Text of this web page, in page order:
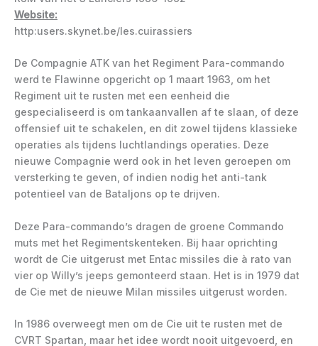
Website:
http:users.skynet.be/les.cuirassiers
De Compagnie ATK van het Regiment Para-commando
werd te Flawinne opgericht op 1 maart 1963, om het
Regiment uit te rusten met een eenheid die
gespecialiseerd is om tankaanvallen af te slaan, of deze
offensief uit te schakelen, en dit zowel tijdens klassieke
operaties als tijdens luchtlandings operaties. Deze
nieuwe Compagnie werd ook in het leven geroepen om
versterking te geven, of indien nodig het anti-tank
potentieel van de Bataljons op te drijven.
Deze Para-commando’s dragen de groene Commando
muts met het Regimentskenteken. Bij haar oprichting
wordt de Cie uitgerust met Entac missiles die à rato van
vier op Willy’s jeeps gemonteerd staan. Het is in 1979 dat
de Cie met de nieuwe Milan missiles uitgerust worden.
In 1986 overweegt men om de Cie uit te rusten met de
CVRT Spartan, maar het idee wordt nooit uitgevoerd, en